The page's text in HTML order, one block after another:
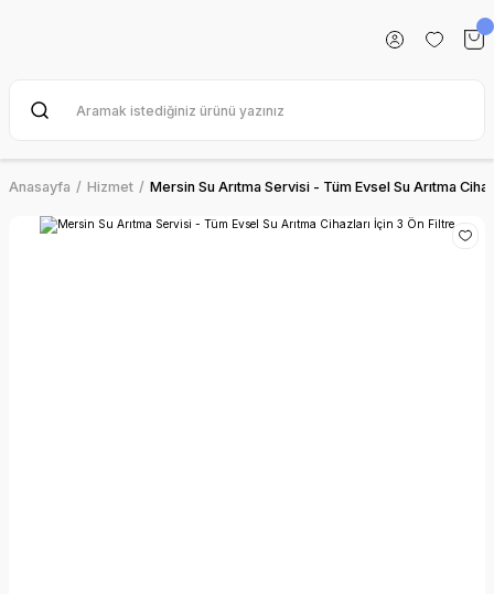
Anasayfa Hizmet Mersin Su Arıtma Servisi - Tüm Evsel Su Arıtma